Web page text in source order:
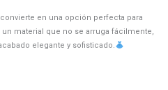
en una opción perfecta para
material que no se arruga fácilmente,
elegante y sofisticado.